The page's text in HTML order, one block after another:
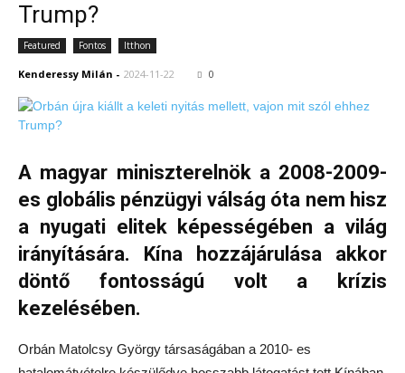
Trump?
Featured Fontos Itthon
Kenderessy Milán - 2024-11-22 0
A magyar miniszterelnök a 2008-2009-
es globális pénzügyi válság óta nem hisz
a nyugati elitek képességében a világ
irányítására. Kína hozzájárulása akkor
döntő fontosságú volt a krízis
kezelésében.
Orbán Matolcsy György társaságában a 2010- es